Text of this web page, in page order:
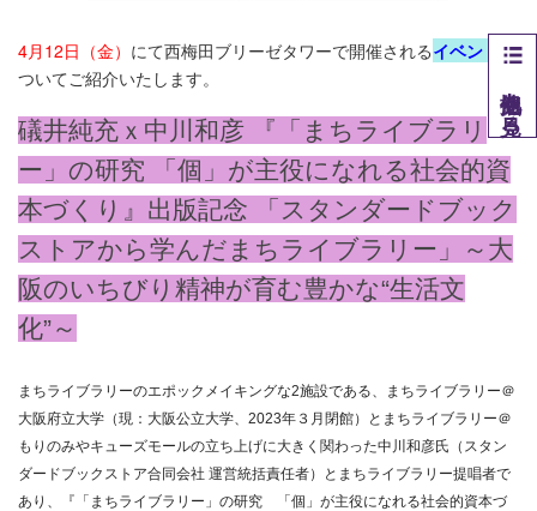
4月12日（金） にて西梅田ブリーゼタワーで開催されるイベント
に
ついてご紹介いたします。
礒井純充ｘ中川和彦 『「まちライブラリ
ー」の研究 「個」が主役になれる社会的資
本づくり』出版記念 「スタンダードブック
ストアから学んだまちライブラリー」～大
阪のいちびり精神が育む豊かな“生活文
化”～
まちライブラリーのエポックメイキングな2施設である、まちライブラリー＠
大阪府立大学（現：大阪公立大学、2023年３月閉館）とまちライブラリー＠
もりのみやキューズモールの立ち上げに大きく関わった中川和彦氏（スタン
ダードブックストア合同会社 運営統括責任者）とまちライブラリー提唱者で
あり、『「まちライブラリー」の研究 「個」が主役になれる社会的資本づ
他拠点を見る